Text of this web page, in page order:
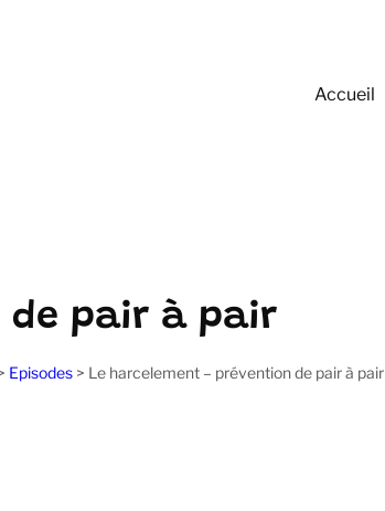
Accueil
de pair à pair
Episodes> Le harcelement – prévention de pair à pair